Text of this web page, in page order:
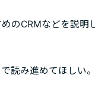
のCRMなどを説明
読み進めてほしい。